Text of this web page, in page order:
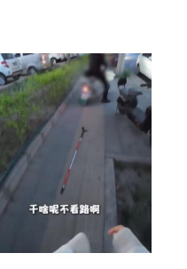
以瞭解現行境外器官移植